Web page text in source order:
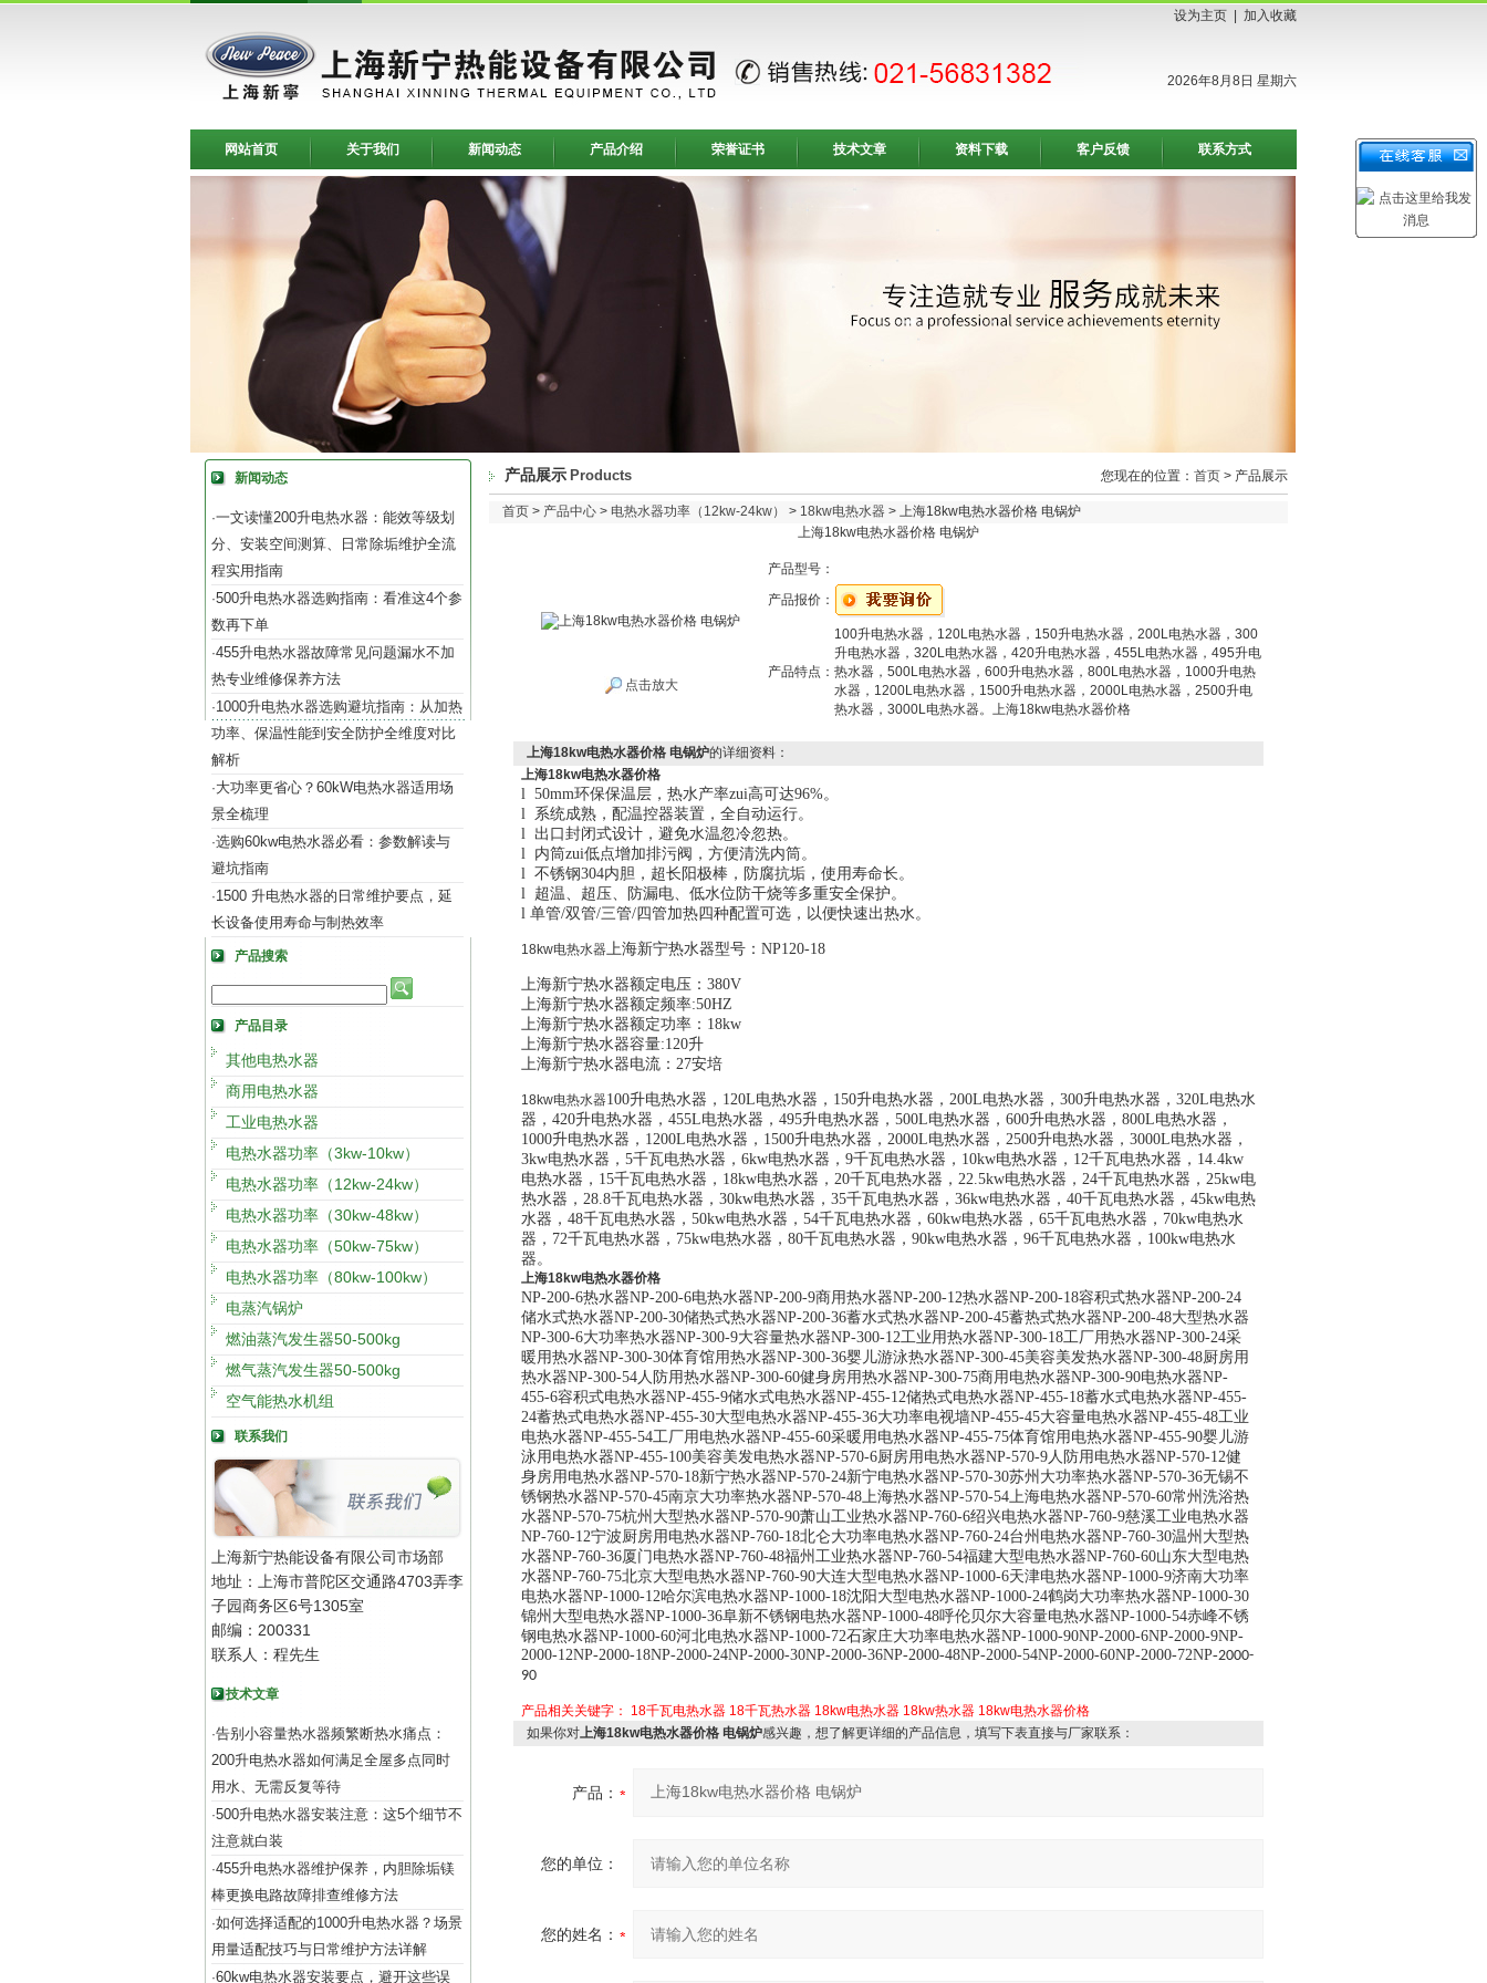
设为主页 加入收藏
2026年8月8日 星期六
网站首页 关于我们 新闻动态 产品介绍 荣誉证书 技术文章 资料下载 客户反馈 联系方式
新闻动态
·一文读懂200升电热水器：能效等级划
分、安装空间测算、日常除垢维护全流
程实用指南
·500升电热水器选购指南：看准这4个参
数再下单
·455升电热水器故障常见问题漏水不加
热专业维修保养方法
·1000升电热水器选购避坑指南：从加热
功率、保温性能到安全防护全维度对比
解析
·大功率更省心？60kW电热水器适用场
景全梳理
·选购60kw电热水器必看：参数解读与
避坑指南
·1500 升电热水器的日常维护要点，延
长设备使用寿命与制热效率
产品搜索
产品目录
其他电热水器
商用电热水器
工业电热水器
电热水器功率（3kw-10kw）
电热水器功率（12kw-24kw）
电热水器功率（30kw-48kw）
电热水器功率（50kw-75kw）
电热水器功率（80kw-100kw）
电蒸汽锅炉
燃油蒸汽发生器50-500kg
燃气蒸汽发生器50-500kg
空气能热水机组
联系我们
上海新宁热能设备有限公司市场部
地址：上海市普陀区交通路4703弄李
子园商务区6号1305室
邮编：200331
联系人：程先生
技术文章
·告别小容量热水器频繁断热水痛点：
200升电热水器如何满足全屋多点同时
用水、无需反复等待
·500升电热水器安装注意：这5个细节不
注意就白装
·455升电热水器维护保养，内胆除垢镁
棒更换电路故障排查维修方法
·如何选择适配的1000升电热水器？场景
用量适配技巧与日常维护方法详解
·60kw电热水器安装要点，避开这些误
产品展示 Products 您现在的位置： 首页 > 产品展示
首页 > 产品中心 > 电热水器功率（12kw-24kw） > 18kw电热水器 > 上海18kw电热水器价格 电锅炉
上海18kw电热水器价格 电锅炉
点击放大
产品型号：
产品报价：
产品特点：
100升电热水器，120L电热水器，150升电热水器，200L电热水器，300
升电热水器，320L电热水器，420升电热水器，455L电热水器，495升电
热水器，500L电热水器，600升电热水器，800L电热水器，1000升电热
水器，1200L电热水器，1500升电热水器，2000L电热水器，2500升电
热水器，3000L电热水器。上海18kw电热水器价格
上海18kw电热水器价格 电锅炉的详细资料：
上海18kw电热水器价格
l 50mm环保保温层，热水产率zui高可达96%。
l 系统成熟，配温控器装置，全自动运行。
l 出口封闭式设计，避免水温忽冷忽热。
l 内筒zui低点增加排污阀，方便清洗内筒。
l 不锈钢304内胆，超长阳极棒，防腐抗垢，使用寿命长。
l 超温、超压、防漏电、低水位防干烧等多重安全保护。
l 单管/双管/三管/四管加热四种配置可选，以便快速出热水。
18kw电热水器上海新宁热水器型号：NP120-18
上海新宁热水器额定电压：380V
上海新宁热水器额定频率:50HZ
上海新宁热水器额定功率： 18kw
上海新宁热水器容量:120升
上海新宁热水器电流： 27安培
18kw电热水器100升电热水器，120L电热水器，150升电热水器，200L电热水器，300升电热水器，320L电热水
器，420升电热水器，455L电热水器，495升电热水器，500L电热水器，600升电热水器，800L电热水器，
1000升电热水器，1200L电热水器，1500升电热水器，2000L电热水器，2500升电热水器，3000L电热水器，
3kw电热水器，5千瓦电热水器，6kw电热水器，9千瓦电热水器，10kw电热水器，12千瓦电热水器，14.4kw
电热水器，15千瓦电热水器，18kw电热水器，20千瓦电热水器，22.5kw电热水器，24千瓦电热水器，25kw电
热水器，28.8千瓦电热水器，30kw电热水器，35千瓦电热水器，36kw电热水器，40千瓦电热水器，45kw电热
水器，48千瓦电热水器，50kw电热水器，54千瓦电热水器，60kw电热水器，65千瓦电热水器，70kw电热水
器，72千瓦电热水器，75kw电热水器，80千瓦电热水器，90kw电热水器，96千瓦电热水器，100kw电热水
器。
上海18kw电热水器价格
NP-200-6热水器NP-200-6电热水器NP-200-9商用热水器NP-200-12热水器NP-200-18容积式热水器NP-200-24
储水式热水器NP-200-30储热式热水器NP-200-36蓄水式热水器NP-200-45蓄热式热水器NP-200-48大型热水器
NP-300-6大功率热水器NP-300-9大容量热水器NP-300-12工业用热水器NP-300-18工厂用热水器NP-300-24采
暖用热水器NP-300-30体育馆用热水器NP-300-36婴儿游泳热水器NP-300-45美容美发热水器NP-300-48厨房用
热水器NP-300-54人防用热水器NP-300-60健身房用热水器NP-300-75商用电热水器NP-300-90电热水器NP-
455-6容积式电热水器NP-455-9储水式电热水器NP-455-12储热式电热水器NP-455-18蓄水式电热水器NP-455-
24蓄热式电热水器NP-455-30大型电热水器NP-455-36大功率电视墙NP-455-45大容量电热水器NP-455-48工业
电热水器NP-455-54工厂用电热水器NP-455-60采暖用电热水器NP-455-75体育馆用电热水器NP-455-90婴儿游
泳用电热水器NP-455-100美容美发电热水器NP-570-6厨房用电热水器NP-570-9人防用电热水器NP-570-12健
身房用电热水器NP-570-18新宁热水器NP-570-24新宁电热水器NP-570-30苏州大功率热水器NP-570-36无锡不
锈钢热水器NP-570-45南京大功率热水器NP-570-48上海热水器NP-570-54上海电热水器NP-570-60常州洗浴热
水器NP-570-75杭州大型热水器NP-570-90萧山工业热水器NP-760-6绍兴电热水器NP-760-9慈溪工业电热水器
NP-760-12宁波厨房用电热水器NP-760-18北仑大功率电热水器NP-760-24台州电热水器NP-760-30温州大型热
水器NP-760-36厦门电热水器NP-760-48福州工业热水器NP-760-54福建大型电热水器NP-760-60山东大型电热
水器NP-760-75北京大型电热水器NP-760-90大连大型电热水器NP-1000-6天津电热水器NP-1000-9济南大功率
电热水器NP-1000-12哈尔滨电热水器NP-1000-18沈阳大型电热水器NP-1000-24鹤岗大功率热水器NP-1000-30
锦州大型电热水器NP-1000-36阜新不锈钢电热水器NP-1000-48呼伦贝尔大容量电热水器NP-1000-54赤峰不锈
钢电热水器NP-1000-60河北电热水器NP-1000-72石家庄大功率电热水器NP-1000-90NP-2000-6NP-2000-9NP-
2000-12NP-2000-18NP-2000-24NP-2000-30NP-2000-36NP-2000-48NP-2000-54NP-2000-60NP-2000-72NP-2000-
90
产品相关关键字： 18千瓦电热水器 18千瓦热水器 18kw电热水器 18kw热水器 18kw电热水器价格
如果你对上海18kw电热水器价格 电锅炉感兴趣，想了解更详细的产品信息，填写下表直接与厂家联系：
产品：
您的单位：
您的姓名：